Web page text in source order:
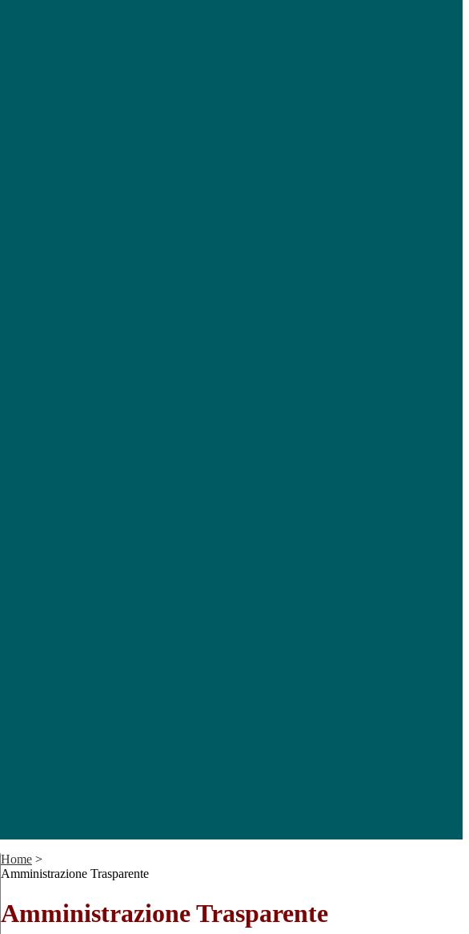
Home >
Amministrazione Trasparente
Amministrazione Trasparente